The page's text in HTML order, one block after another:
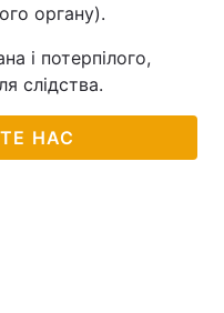
органу).
і потерпілого,
слідства.
НАС